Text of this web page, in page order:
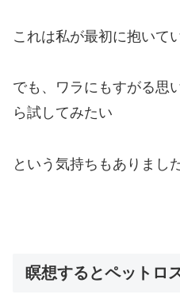
これは私が最初に抱いて
でも、ワラにもすがる思
ら試してみたい
という気持ちもありました
瞑想するとペットロ